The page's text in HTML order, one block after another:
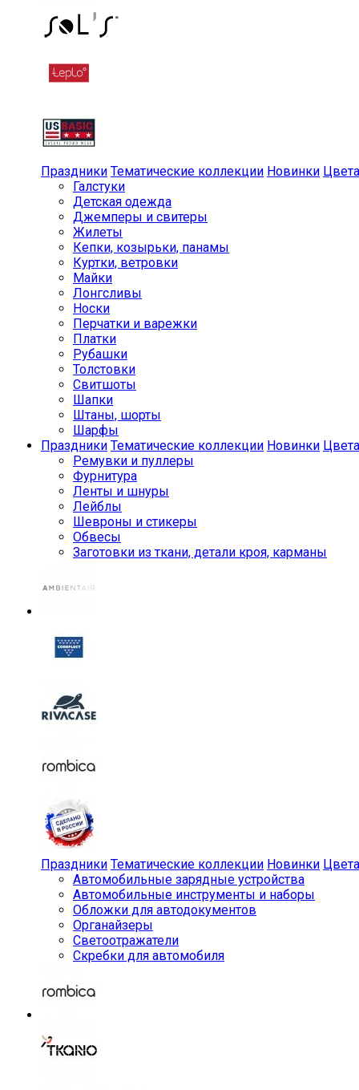
Праздники Тематические коллекции Новинки Цвета
Галстуки
Детская одежда
Джемперы и свитеры
Жилеты
Кепки, козырьки, панамы
Куртки, ветровки
Майки
Лонгсливы
Носки
Перчатки и варежки
Платки
Рубашки
Толстовки
Свитшоты
Шапки
Штаны, шорты
Шарфы
Праздники Тематические коллекции Новинки Цвета
Ремувки и пуллеры
Фурнитура
Ленты и шнуры
Лейблы
Шевроны и стикеры
Обвесы
Заготовки из ткани, детали кроя, карманы
Праздники Тематические коллекции Новинки Цвета
Автомобильные зарядные устройства
Автомобильные инструменты и наборы
Обложки для автодокументов
Органайзеры
Светоотражатели
Скребки для автомобиля